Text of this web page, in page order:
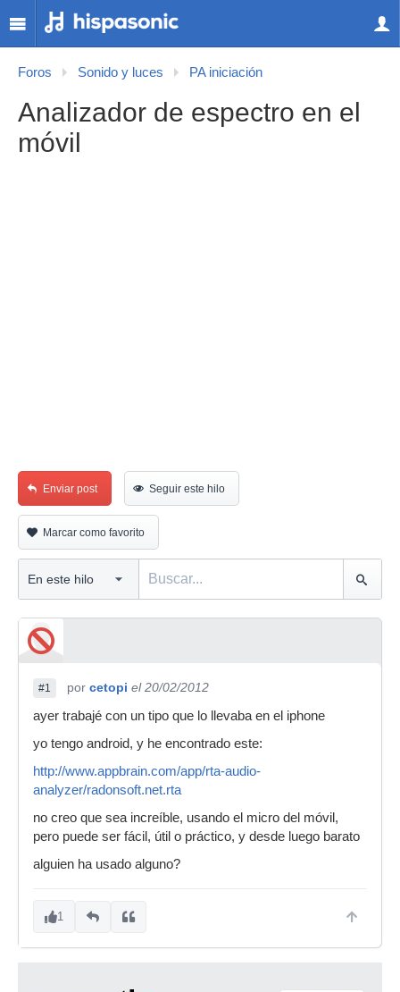
Foros Sonido y luces PA iniciación
Analizador de espectro en el
móvil
Enviar post Seguir este hilo
Marcar como favorito
#1 por cetopi el 20/02/2012
ayer trabajé con un tipo que lo llevaba en el iphone
yo tengo android, y he encontrado este:
http://www.appbrain.com/app/rta-audio-
analyzer/radonsoft.net.rta
no creo que sea increíble, usando el micro del móvil,
pero puede ser fácil, útil o práctico, y desde luego barato
alguien ha usado alguno?
1